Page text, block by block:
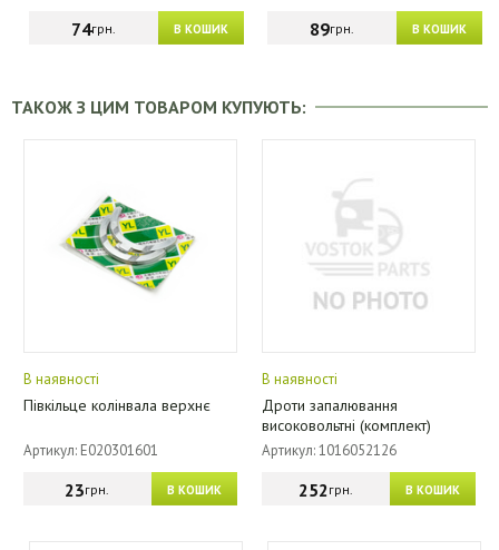
В КОШИК
74грн. В КОШИК
89грн.
ТАКОЖ З ЦИМ ТОВАРОМ КУПУЮТЬ:
В наявності
Півкільце колінвала верхнє
Артикул: E020301601
В КОШИК
23грн.
В наявності
Дроти запалювання
високовольтні (комплект)
Артикул: 1016052126
В КОШИК
252грн.